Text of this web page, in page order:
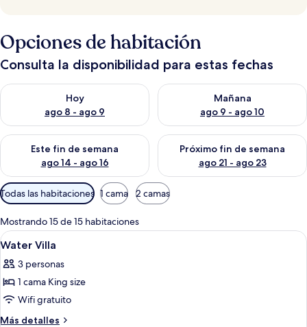
Opciones de habitación
Consulta la disponibilidad para estas fechas
Hoy
ago 8 - ago 9
Consulta la disponibilidad para hoy ago 8 - ago 9
Mañana
ago 9 - ago 10
Consulta la disponibilidad
Este fin de semana
ago 14 - ago 16
Consulta la disponibilidad para este fin de semana ago 14 -
Próximo fin de semana
ago 21 - ago 23
Consulta la disponibilidad
Filtros
disponibles
para
las
habitaciones
Todas las habitaciones 1 cama 2 camas
Mostrando 15 de 15 habitaciones
Abrir
todas
las
fotos
de
Water
Un dormitorio con una cama
8
Water Villa
3 personas
1 cama King size
Wifi gratuito
Más detalles
Más